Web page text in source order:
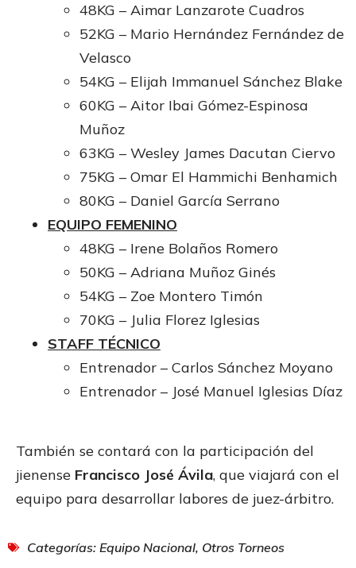
48KG – Aimar Lanzarote Cuadros
52KG – Mario Hernández Fernández de
Velasco
54KG – Elijah Immanuel Sánchez Blake
60KG – Aitor Ibai Gómez-Espinosa
Muñoz
63KG – Wesley James Dacutan Ciervo
75KG – Omar El Hammichi Benhamich
80KG – Daniel García Serrano
EQUIPO FEMENINO
48KG – Irene Bolaños Romero
50KG – Adriana Muñoz Ginés
54KG – Zoe Montero Timón
70KG – Julia Florez Iglesias
STAFF TÉCNICO
Entrenador – Carlos Sánchez Moyano
Entrenador – José Manuel Iglesias Díaz
También se contará con la participación del
jienense Francisco José Ávila, que viajará con el
equipo para desarrollar labores de juez-árbitro.
Categorías: Equipo Nacional, Otros Torneos